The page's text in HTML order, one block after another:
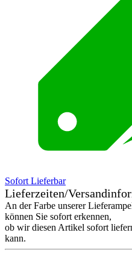
Sofort Lieferbar
Lieferzeiten/
An der Farbe unserer
können Sie sofort erkennen,
ob wir diesen Artikel sofort
kann.